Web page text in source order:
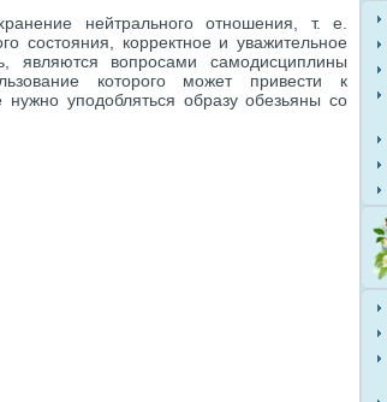
нейтрального отношения, т. е.
состояния, корректное и уважительное
вопросами самодисциплины
которого может привести к
уподобляться образу обезьяны со